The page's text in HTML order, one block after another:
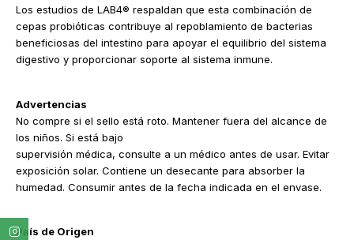
Los estudios de LAB4® respaldan que esta combinación de
cepas probióticas contribuye al repoblamiento de bacterias
beneficiosas del intestino para apoyar el equilibrio del sistema
digestivo y proporcionar soporte al sistema inmune.
Advertencias
No compre si el sello está roto. Mantener fuera del alcance de
los niños. Si está bajo
supervisión médica, consulte a un médico antes de usar. Evitar
exposición solar. Contiene un desecante para absorber la
humedad. Consumir antes de la fecha indicada en el envase.
País de Origen